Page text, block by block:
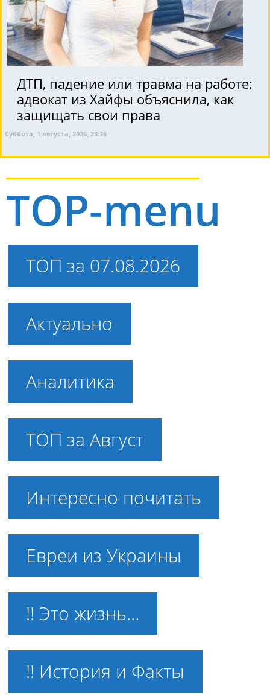
ДТП, падение или травма на работе:
адвокат из Хайфы объяснила, как
защищать свои права
Суббота, 1 августа, 2026, 23:36
TOP-menu
ТОП за 07.08.2026
Актуально
Аналитика
ТОП за Август
Интересно почитать
Евреи из Украины
!! Это жизнь…
!! История и Факты